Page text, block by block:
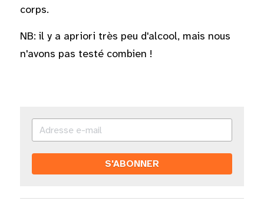
corps.
NB: il y a apriori très peu d'alcool, mais nous
n'avons pas testé combien !
S'ABONNER